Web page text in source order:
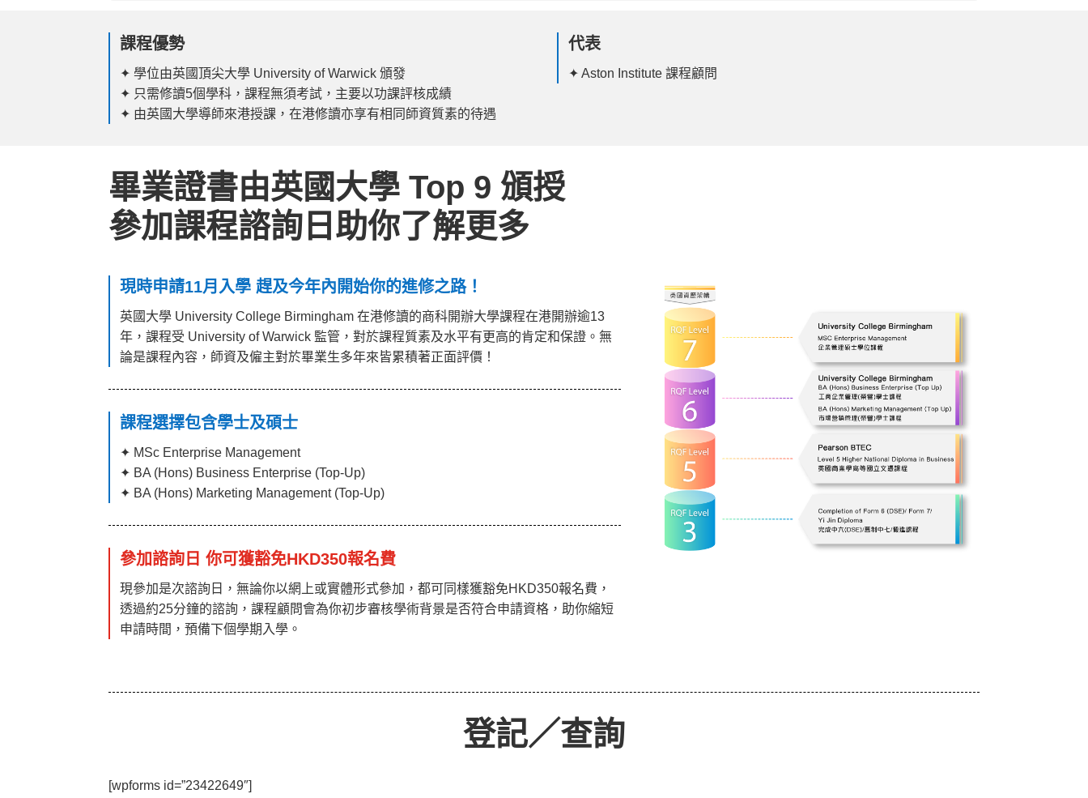
課程優勢
✦ 學位由英國頂尖大學 University of Warwick 頒發
✦ 只需修讀5個學科，課程無須考試，​主要以功課評核成績
✦ 由英國大學導師來港授課，在港修讀亦享有相同師資質素的待遇
代表
✦ Aston Institute 課程顧問
畢業證書由英國大學 Top 9 頒授
參加課程諮詢日助你了解更多
現時申請11月入學 趕及今年內開始你的進修之路！
英國大學 University College Birmingham 在港修讀的商科開辦大學課程在港開辦逾13
年，課程受 University of Warwick 監管，對於課程質素及水平有更高的肯定和保證。無
論是課程內容，師資及僱主對於畢業生多年來皆累積著正面評價​！
課程選擇包含學士及碩士
✦ MSc Enterprise Management
✦ BA (Hons) Business Enterprise (Top-Up)
✦ BA (Hons) Marketing Management (Top-Up)
參加諮詢日 你可獲豁免HKD350報名費
現參加是次諮詢日，無論你以網上或實體形式參加，都可同樣獲豁免HKD350報名費，
透過約25分鐘的諮詢，課程顧問會為你初步審核學術背景是否符合申請資格，助你縮短
申請時間，預備下個學期入學。
登記／查詢
[wpforms id=”23422649″]